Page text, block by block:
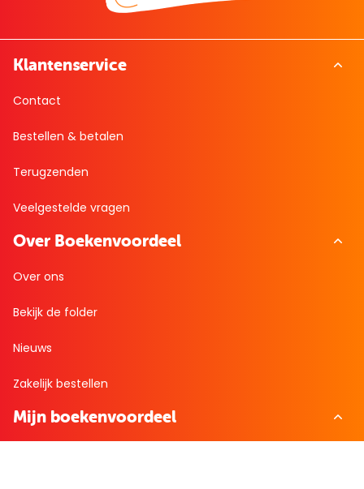
Klantenservice
Contact
Bestellen & betalen
Terugzenden
Veelgestelde vragen
Over Boekenvoordeel
Over ons
Bekijk de folder
Nieuws
Zakelijk bestellen
Mijn boekenvoordeel